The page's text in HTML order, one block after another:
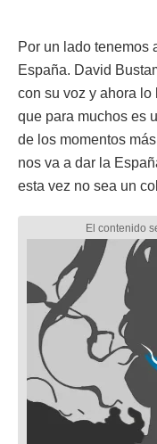
Por un lado tenemos
España. David
con su voz y ahora
que para muchos es
de los momentos
nos va a dar la
esta vez no sea un